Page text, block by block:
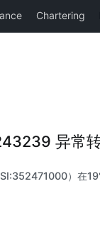
异常
）在